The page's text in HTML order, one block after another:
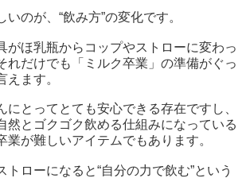
のが、“飲み方”の変化です。
がほ乳瓶からコップやストローに変わっ
れだけでも「ミルク卒業」の準備がぐっ
えます。
にとってとても安心できる存在ですし、
然とゴクゴク飲める仕組みになっている
業が難しいアイテムでもあります。
トローになると“自分の力で飲む”という